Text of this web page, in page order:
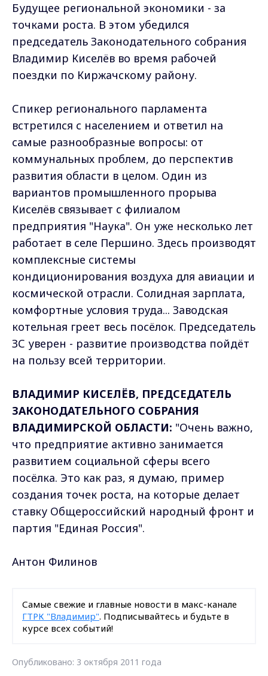
Будущее региональной экономики - за
точками роста. В этом убедился
председатель Законодательного собрания
Владимир Киселёв во время рабочей
поездки по Киржачскому району.
Спикер регионального парламента
встретился с населением и ответил на
самые разнообразные вопросы: от
коммунальных проблем, до перспектив
развития области в целом. Один из
вариантов промышленного прорыва
Киселёв связывает с филиалом
предприятия "Наука". Он уже несколько лет
работает в селе Першино. Здесь производят
комплексные системы
кондиционирования воздуха для авиации и
космической отрасли. Солидная зарплата,
комфортные условия труда... Заводская
котельная греет весь посёлок. Председатель
ЗС уверен - развитие производства пойдёт
на пользу всей территории.
ВЛАДИМИР КИСЕЛЁВ, ПРЕДСЕДАТЕЛЬ
ЗАКОНОДАТЕЛЬНОГО СОБРАНИЯ
ВЛАДИМИРСКОЙ ОБЛАСТИ: "Очень важно,
что предприятие активно занимается
развитием социальной сферы всего
посёлка. Это как раз, я думаю, пример
создания точек роста, на которые делает
ставку Общероссийский народный фронт и
партия "Единая Россия".
Антон Филинов
Самые свежие и главные новости в макс-канале
ГТРК "Владимир". Подписывайтесь и будьте в
курсе всех событий!
Опубликовано: 3 октября 2011 года